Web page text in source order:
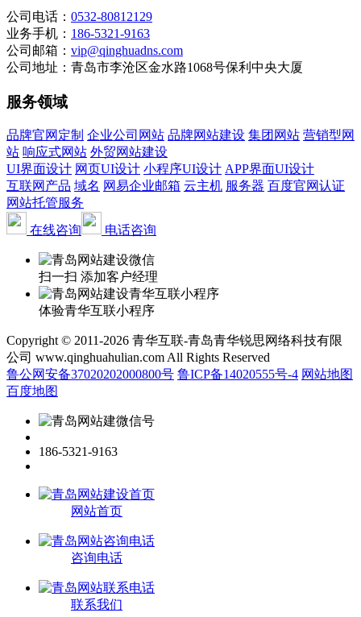
公司电话： 0532-80812129
业务手机： 186-5321-9163
公司邮箱： vip@qinghuadns.com
公司地址：青岛市李沧区金水路1068号保利中央大厦
服务领域
品牌官网定制 企业公司网站 品牌网站建设 集团网站 营销型网
站 响应式网站 外贸网站建设
UI界面设计 网页UI设计 小程序UI设计 APP界面UI设计
互联网产品 域名 网易企业邮箱 云主机 服务器 百度官网认证
网站托管服务
在线咨询
电话咨询
扫一扫 添加客户经理
体验青华互联小程序
Copyright © 2011-2026 青华互联-青岛青华锐思网络科技有限
公司 www.qinghuahulian.com All Rights Reserved
鲁公网安备37020202000800号 鲁ICP备14020555号-4 网站地图
百度地图
186-5321-9163
网站首页
咨询电话
联系我们